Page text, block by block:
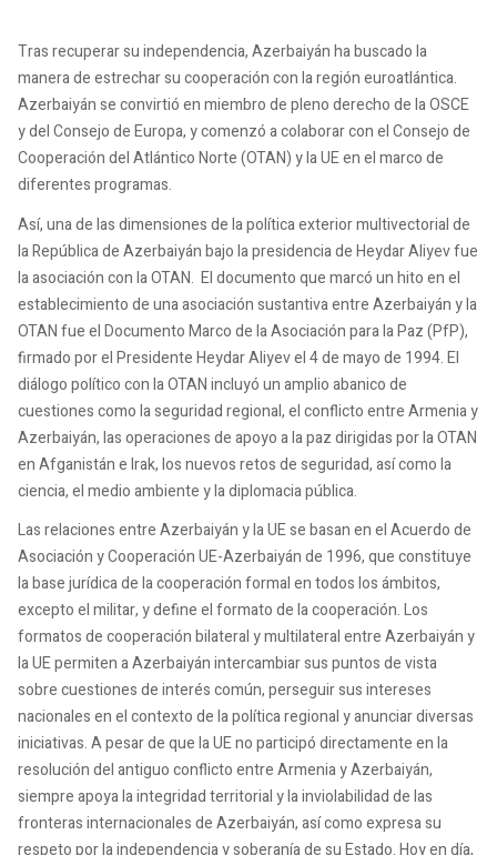
Tras recuperar su independencia, Azerbaiyán ha buscado la
manera de estrechar su cooperación con la región euroatlántica.
Azerbaiyán se convirtió en miembro de pleno derecho de la OSCE
y del Consejo de Europa, y comenzó a colaborar con el Consejo de
Cooperación del Atlántico Norte (OTAN) y la UE en el marco de
diferentes programas.
Así, una de las dimensiones de la política exterior multivectorial de
la República de Azerbaiyán bajo la presidencia de Heydar Aliyev fue
la asociación con la OTAN. El documento que marcó un hito en el
establecimiento de una asociación sustantiva entre Azerbaiyán y la
OTAN fue el Documento Marco de la Asociación para la Paz (PfP),
firmado por el Presidente Heydar Aliyev el 4 de mayo de 1994. El
diálogo político con la OTAN incluyó un amplio abanico de
cuestiones como la seguridad regional, el conflicto entre Armenia y
Azerbaiyán, las operaciones de apoyo a la paz dirigidas por la OTAN
en Afganistán e Irak, los nuevos retos de seguridad, así como la
ciencia, el medio ambiente y la diplomacia pública.
Las relaciones entre Azerbaiyán y la UE se basan en el Acuerdo de
Asociación y Cooperación UE-Azerbaiyán de 1996, que constituye
la base jurídica de la cooperación formal en todos los ámbitos,
excepto el militar, y define el formato de la cooperación. Los
formatos de cooperación bilateral y multilateral entre Azerbaiyán y
la UE permiten a Azerbaiyán intercambiar sus puntos de vista
sobre cuestiones de interés común, perseguir sus intereses
nacionales en el contexto de la política regional y anunciar diversas
iniciativas. A pesar de que la UE no participó directamente en la
resolución del antiguo conflicto entre Armenia y Azerbaiyán,
siempre apoya la integridad territorial y la inviolabilidad de las
fronteras internacionales de Azerbaiyán, así como expresa su